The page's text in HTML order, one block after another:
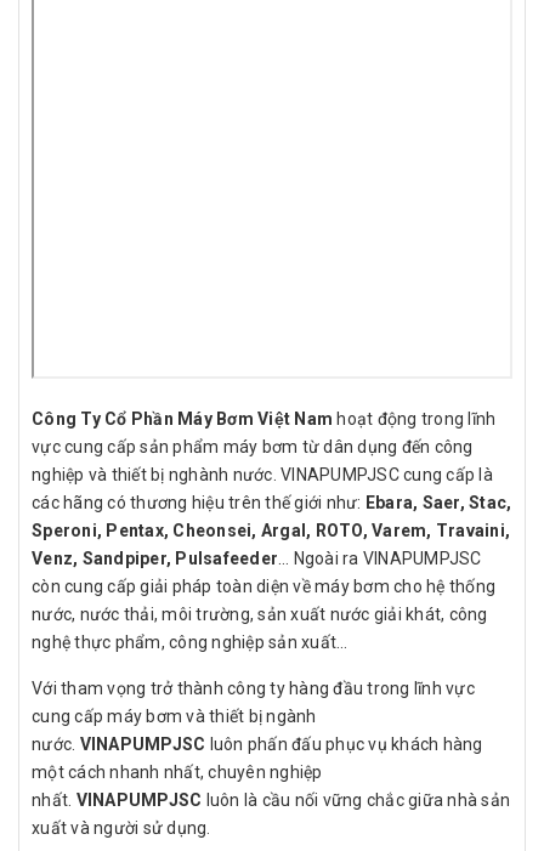
Công Ty Cổ Phần Máy Bơm Việt Nam hoạt động trong lĩnh
vực cung cấp sản phẩm máy bơm từ dân dụng đến công
nghiệp và thiết bị nghành nước. VINAPUMPJSC cung cấp là
các hãng có thương hiệu trên thế giới như: Ebara, Saer, Stac,
Speroni, Pentax, Cheonsei, Argal, ROTO, Varem, Travaini,
Venz, Sandpiper, Pulsafeeder … Ngoài ra VINAPUMPJSC
còn cung cấp giải pháp toàn diện về máy bơm cho hệ thống
nước, nước thải, môi trường, sản xuất nước giải khát, công
nghệ thực phẩm, công nghiệp sản xuất…
Với tham vọng trở thành công ty hàng đầu trong lĩnh vực
cung cấp máy bơm và thiết bị ngành
nước. VINAPUMPJSC luôn phấn đấu phục vụ khách hàng
một cách nhanh nhất, chuyên nghiệp
nhất. VINAPUMPJSC luôn là cầu nối vững chắc giữa nhà sản
xuất và người sử dụng.